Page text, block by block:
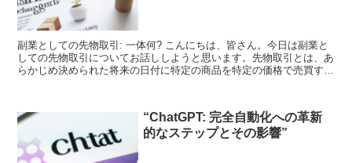
副業としての先物取引: 一体何? こんにちは、皆さん。今日は副業と
しての先物取引についてお話ししようと思います。先物取引とは、あ
らかじめ決められた将来の日付に特定の商品を特定の価格で売買する
“ChatGPT: 完全自動化への革新
的なステップとその影響”